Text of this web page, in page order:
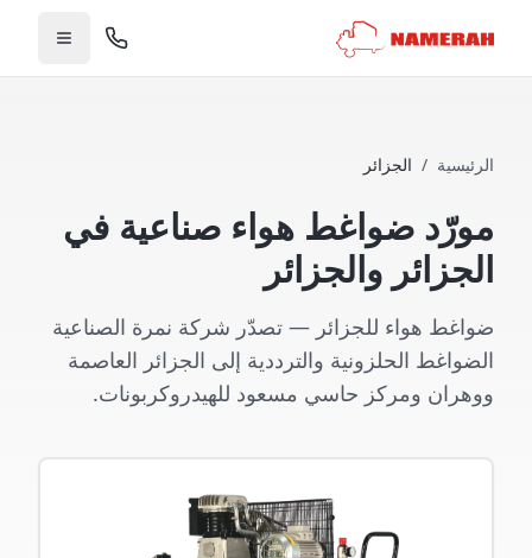
الرئيسية / الجزائر
مورّد ضواغط هواء صناعية في
الجزائر والجزائر
ضواغط هواء للجزائر — تصدّر شركة نمرة الصناعية
الضواغط الحلزونية والترددية إلى الجزائر العاصمة
ووهران ومركز حاسي مسعود للهيدروكربونات.